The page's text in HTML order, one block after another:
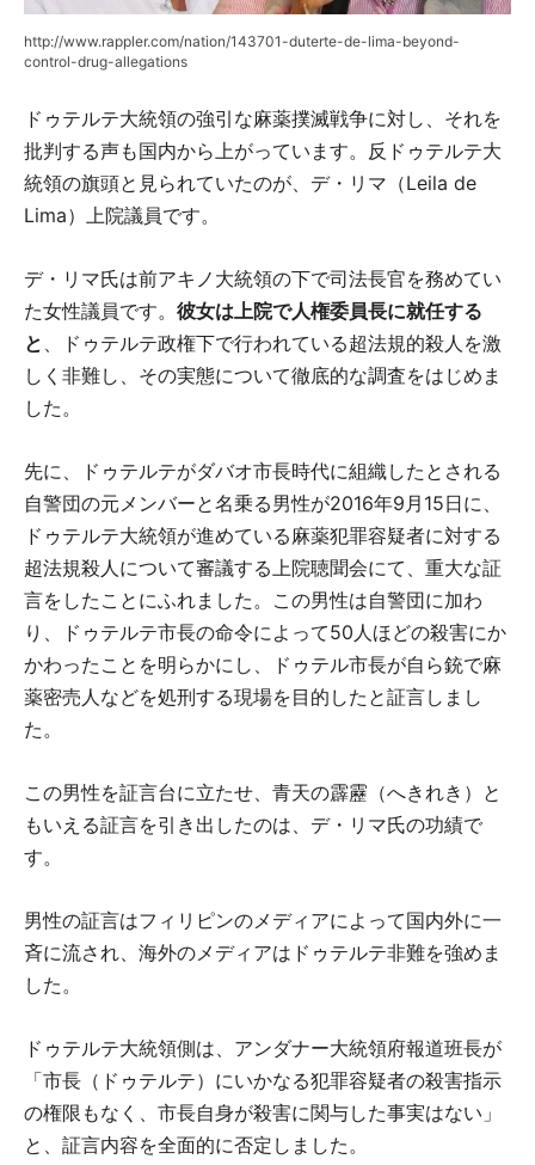
http://www.rappler.com/nation/143701-duterte-de-lima-beyond-
control-drug-allegations
ドゥテルテ大統領の強引な麻薬撲滅戦争に対し、それを
批判する声も国内から上がっています。反ドゥテルテ大
統領の旗頭と見られていたのが、デ・リマ（Leila de
Lima）上院議員です。
デ・リマ氏は前アキノ大統領の下で司法長官を務めてい
た女性議員です。 彼女は上院で人権委員長に就任する
と 、ドゥテルテ政権下で行われている超法規的殺人を激
しく非難し、その実態について徹底的な調査をはじめま
した。
先に、ドゥテルテがダバオ市長時代に組織したとされる
自警団の元メンバーと名乗る男性が2016年9月15日に、
ドゥテルテ大統領が進めている麻薬犯罪容疑者に対する
超法規殺人について審議する上院聴聞会にて、重大な証
言をしたことにふれました。この男性は自警団に加わ
り、ドゥテルテ市長の命令によって50人ほどの殺害にか
かわったことを明らかにし、ドゥテル市長が自ら銃で麻
薬密売人などを処刑する現場を目的したと証言しまし
た。
この男性を証言台に立たせ、青天の霹靂（へきれき）と
もいえる証言を引き出したのは、デ・リマ氏の功績で
す。
男性の証言はフィリピンのメディアによって国内外に一
斉に流され、海外のメディアはドゥテルテ非難を強めま
した。
ドゥテルテ大統領側は、アンダナー大統領府報道班長が
「市長（ドゥテルテ）にいかなる犯罪容疑者の殺害指示
の権限もなく、市長自身が殺害に関与した事実はない」
と、証言内容を全面的に否定しました。